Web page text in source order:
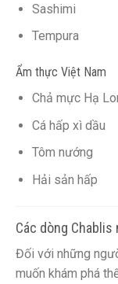
Sashimi
Tempura
Ẩm thực Việt Nam
Chả mực Hạ
Cá hấp xì dầu
Tôm nướng
Hải sản hấp
Các dòng
Đối với những
muốn khám phá